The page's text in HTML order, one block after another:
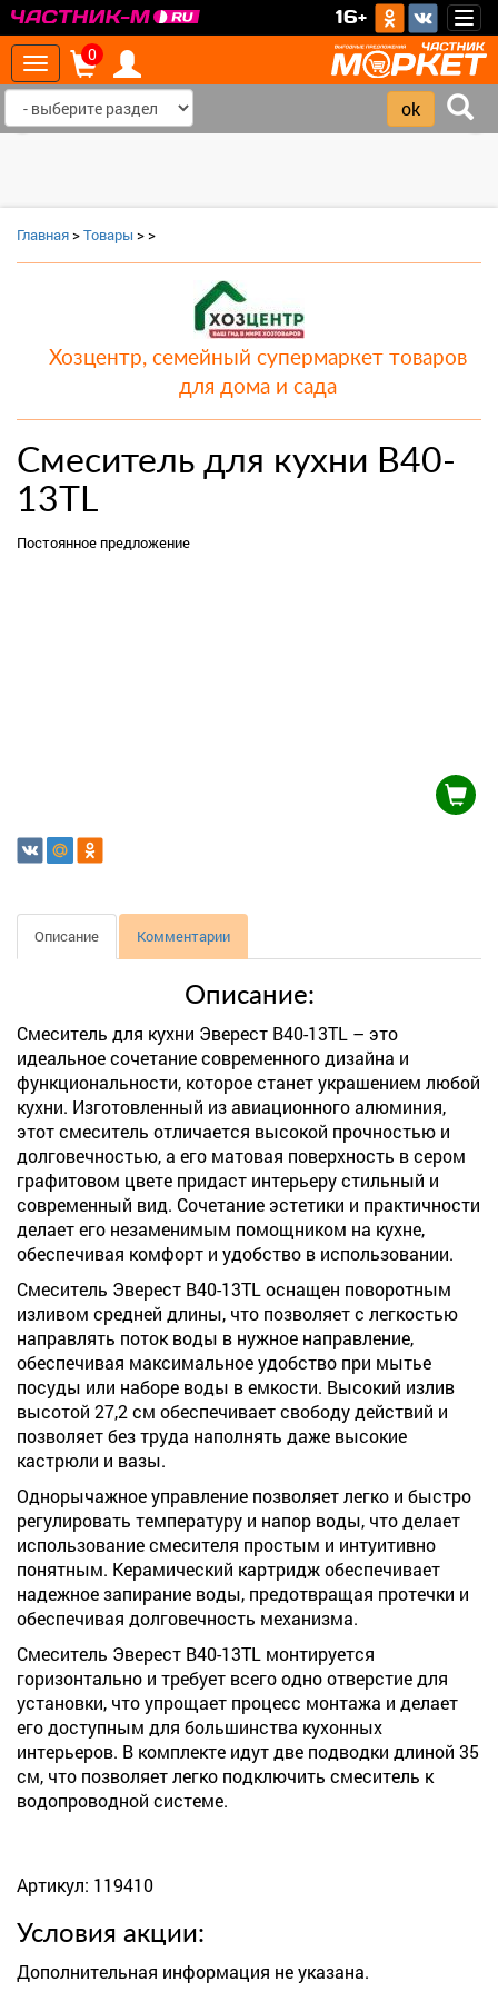
16+
Toggle
navigation
0
Главная>Товары >>
Хозцентр, семейный супермаркет товаров
для дома и сада
Смеситель для кухни B40-
13TL
Постоянное предложение
Описание Комментарии
Описание:
Смеситель для кухни Эверест B40-13TL – это
идеальное сочетание современного дизайна и
функциональности, которое станет украшением любой
кухни. Изготовленный из авиационного алюминия,
этот смеситель отличается высокой прочностью и
долговечностью, а его матовая поверхность в сером
графитовом цвете придаст интерьеру стильный и
современный вид. Сочетание эстетики и практичности
делает его незаменимым помощником на кухне,
обеспечивая комфорт и удобство в использовании.
Смеситель Эверест B40-13TL оснащен поворотным
изливом средней длины, что позволяет с легкостью
направлять поток воды в нужное направление,
обеспечивая максимальное удобство при мытье
посуды или наборе воды в емкости. Высокий излив
высотой 27,2 см обеспечивает свободу действий и
позволяет без труда наполнять даже высокие
кастрюли и вазы.
Однорычажное управление позволяет легко и быстро
регулировать температуру и напор воды, что делает
использование смесителя простым и интуитивно
понятным. Керамический картридж обеспечивает
надежное запирание воды, предотвращая протечки и
обеспечивая долговечность механизма.
Смеситель Эверест B40-13TL монтируется
горизонтально и требует всего одно отверстие для
установки, что упрощает процесс монтажа и делает
его доступным для большинства кухонных
интерьеров. В комплекте идут две подводки длиной 35
см, что позволяет легко подключить смеситель к
водопроводной системе.
Артикул: 119410
Условия акции:
Дополнительная информация не указана.
‹ ›